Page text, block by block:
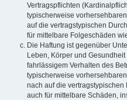
Vertragspflichten
typischerweise
auf die vertragstypischen
für mittelbare Folgeschäden
Die Haftung ist gegenüber
Leben, Körper und
fahrlässigem Verhalten des
typischerweise
nach auf die
auch für mittelbare Schäden,